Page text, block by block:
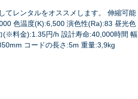
てレンタルをオススメします。 伸縮可能
色温度(K):6,500 演色性(Ra):83 昼光色
(※料金):1.35円/h 設計寿命:40,000時間 幅
コードの長さ:5m 重量:3,9kg